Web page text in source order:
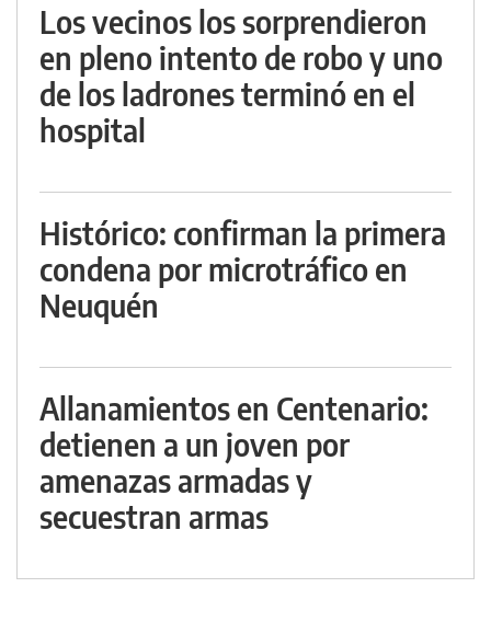
Los vecinos los sorprendieron
en pleno intento de robo y uno
de los ladrones terminó en el
hospital
Histórico: confirman la primera
condena por microtráfico en
Neuquén
Allanamientos en Centenario:
detienen a un joven por
amenazas armadas y
secuestran armas